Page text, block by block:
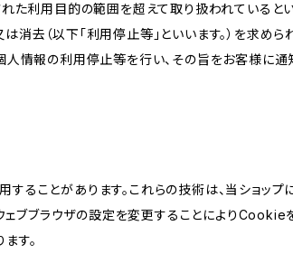
れた利用目的の範囲を超えて取り扱われている
去（以下「利用停止等」といいます。）を求め
情報の利用停止等を行い、その旨をお客様に通
ることがあります。これらの技術は、当ショッ
ブブラウザの設定を変更することによりCookie
す。